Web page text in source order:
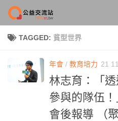
Skip to content
TAGGED: 貧型世界
年會 / 教育培力 21
林志育：「
參與的隊伍
會後報導 （聚